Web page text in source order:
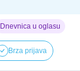
Dnevnica u oglasu
Brza prijava